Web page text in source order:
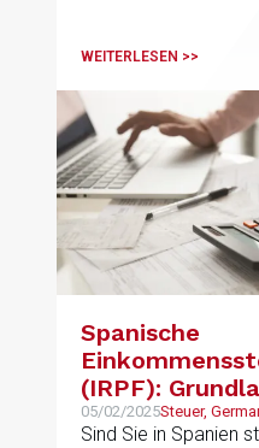
WEITERLESEN >>
Spanische
(IRPF):
05/02/2025Steuer,
Sind Sie in Spanien